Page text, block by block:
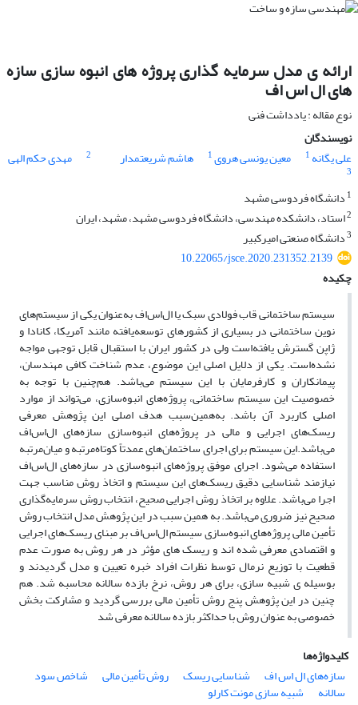
ارائه ی مدل سرمایه گذاری پروژه های انبوه سازی سازه
های ال اس اف
نوع مقاله : یادداشت فنی
نویسندگان
علی یگانه 1 معین یونسی هروی1 هاشم شریعتمدار 2 مهدی حکم الهی
3
1 دانشگاه فردوسی مشهد
2استاد، دانشکده مهندسی، دانشگاه فردوسی مشهد، مشهد، ایران
3دانشگاه صنعتی امیرکبیر
10.22065/jsce.2020.231352.2139
چکیده
سیستم ساختمانی قاب فولادی سبک یا ال‌اس‌اف به‌عنوان یکی از سیستم‌های
نوین ساختمانی در بسیاری از کشورهای توسعه‌یافته مانند آمریکا، کانادا و
ژاپن گسترش یافته‌است ولی در کشور ایران با استقبال قابل توجهی مواجه
نشده‌است. یکی از دلایل اصلی این موضوع، عدم شناخت کافی مهندسان،
پیمانکاران و کارفرمایان با این سیستم می‌باشد. هم‌چنین با توجه به
خصوصیت این سیستم ساختمانی، پروژه‌های انبوه‌سازی، می‌تواند از موارد
اصلی کاربرد آن باشد. به‌همین‌سبب هدف اصلی این پژوهش معرفی
ریسک‌های اجرایی و مالی در پروژه‌های انبوه‌سازی سازه‌های ال‌اس‌اف
می‌باشد.این سیستم برای اجرای ساختمان‌های عمدتاً کوتاه‌مرتبه و میان‌مرتبه
استفاده می‌شود. اجرای موفق پروژه‌های انبوه‌سازی در سازه‌های ال‌اس‌اف
نیازمند شناسایی دقیق ریسک‌های این سیستم و اتخاذ‌ روش مناسب جهت
اجرا می‌باشد. علاوه بر اتخاذ روش اجرایی صحیح، انتخاب روش سرمایه‌گذاری
صحیح نیز ضروری می‌باشد. به همین سبب در این پژوهش مدل انتخاب روش
تأمین مالی پروژه‌های انبوه‌سازی سیستم ال‌اس‌اف بر مبنای ریسک‌های اجرایی
و اقتصادی معرفی شده اند و ریسک های مؤثر در هر روش به صورت عدم
قطعیت با توزیع نرمال توسط نظرات افراد خبره تعیین و مدل گردیدند و
بوسیله ی شبیه سازی، برای هر روش، نرخ بازده سالانه محاسبه شد. هم
چنین در این پژوهش پنج روش تأمین مالی بررسی گردید و مشارکت بخش
خصوصی به عنوان روش با حداکثر بازده سالانه معرفی شد
کلیدواژه‌ها
سازه‌های ال اس اف
شناسایی ریسک روش تأمین مالی شاخص سود
سالانه
شبیه سازی مونت کارلو